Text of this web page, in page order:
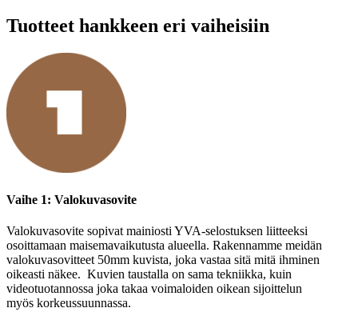
Tuotteet hankkeen eri vaiheisiin
Vaihe 1: Valokuvasovite
Valokuvasovite sopivat mainiosti YVA-selostuksen liitteeksi
osoittamaan maisemavaikutusta alueella. Rakennamme meidän
valokuvasovitteet 50mm kuvista, joka vastaa sitä mitä ihminen
oikeasti näkee. Kuvien taustalla on sama tekniikka, kuin
videotuotannossa joka takaa voimaloiden oikean sijoittelun
myös korkeussuunnassa.